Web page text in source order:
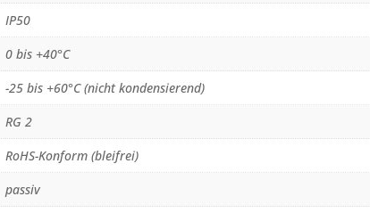
IP50
0 bis +40°C
-25 bis +60°C (nicht kondensierend)
RG 2
RoHS-Konform (bleifrei)
passiv